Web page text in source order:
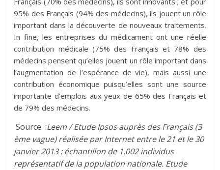
95% des Français (94% des médecins), ils jouent un rôle
important dans la découverte de nouveaux traitements.
In fine, les entreprises du médicament ont une réelle
contribution médicale (75% des Français et 78% des
médecins pensent qu’elles jouent un rôle important dans
l’augmentation de l’espérance de vie), mais aussi une
contribution économique puisqu’elles sont une source
importante d’emplois aux yeux de 65% des Français et
de 79% des médecins.
Source :Leem / Etude Ipsos auprès des Français (3
ème vague) réalisée par Internet entre le 21 et le 30
janvier 2013 : échantillon de 1.002 individus
représentatif de la population nationale. Etude